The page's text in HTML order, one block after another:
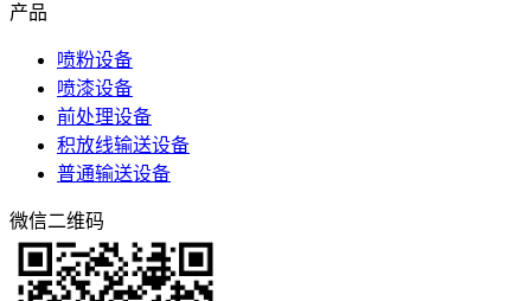
产品
喷粉设备
喷漆设备
前处理设备
积放线输送设备
普通输送设备
微信二维码